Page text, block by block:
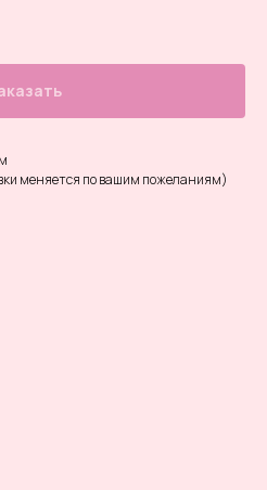
меняется по вашим пожеланиям)